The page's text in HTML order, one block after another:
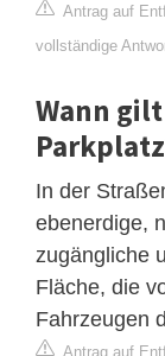
Antrag auf
vollständige
Wann
In der
ebenerdige,
zugängliche
Fläche, die
Fahrzeugen
Antrag auf